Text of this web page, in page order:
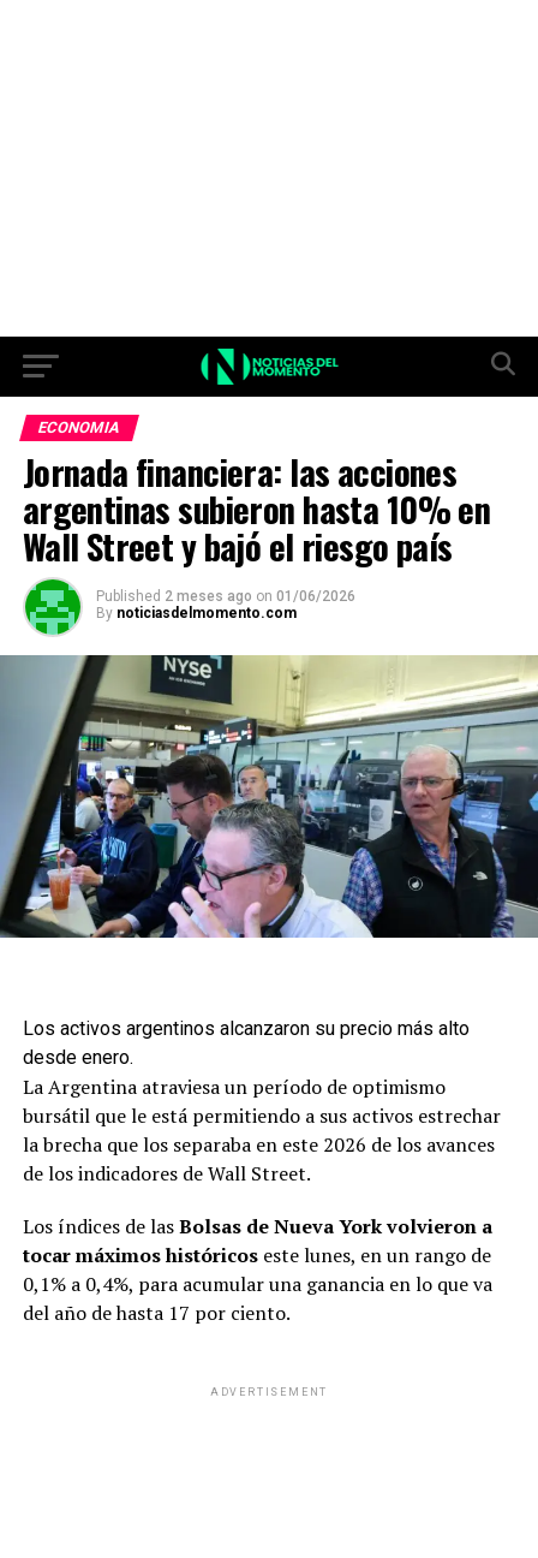
ECONOMIA
Jornada financiera: las acciones
argentinas subieron hasta 10% en
Wall Street y bajó el riesgo país
Published 2 meses ago on 01/06/2026
By noticiasdelmomento.com
Los activos argentinos alcanzaron su precio más alto
desde enero.
La Argentina atraviesa un período de optimismo
bursátil que le está permitiendo a sus activos estrechar
la brecha que los separaba en este 2026 de los avances
de los indicadores de Wall Street.
Los índices de lasBolsas de Nueva York volvieron a
tocar máximos históricoseste lunes, en un rango de
0,1% a 0,4%, para acumular una ganancia en lo que va
del año de hasta 17 por ciento.
ADVERTISEMENT